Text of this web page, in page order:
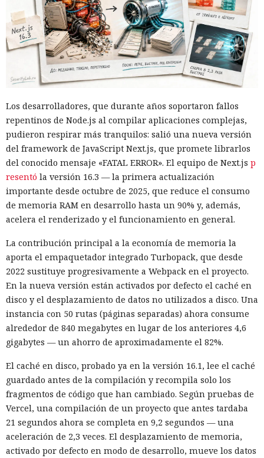
Los desarrolladores, que durante años soportaron fallos
repentinos de Node.js al compilar aplicaciones complejas,
pudieron respirar más tranquilos: salió una nueva versión
del framework de JavaScript Next.js, que promete librarlos
del conocido mensaje «FATAL ERROR». El equipo de Next.js p
resentó la versión 16.3 — la primera actualización
importante desde octubre de 2025, que reduce el consumo
de memoria RAM en desarrollo hasta un 90% y, además,
acelera el renderizado y el funcionamiento en general.
La contribución principal a la economía de memoria la
aporta el empaquetador integrado Turbopack, que desde
2022 sustituye progresivamente a Webpack en el proyecto.
En la nueva versión están activados por defecto el caché en
disco y el desplazamiento de datos no utilizados a disco. Una
instancia con 50 rutas (páginas separadas) ahora consume
alrededor de 840 megabytes en lugar de los anteriores 4,6
gigabytes — un ahorro de aproximadamente el 82%.
El caché en disco, probado ya en la versión 16.1, lee el caché
guardado antes de la compilación y recompila solo los
fragmentos de código que han cambiado. Según pruebas de
Vercel, una compilación de un proyecto que antes tardaba
21 segundos ahora se completa en 9,2 segundos — una
aceleración de 2,3 veces. El desplazamiento de memoria,
activado por defecto en modo de desarrollo, mueve los datos